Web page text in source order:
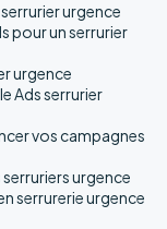
urgence
pour un serrurier
urgence
Ads serrurier
vos campagnes
urgence
serrurerie urgence